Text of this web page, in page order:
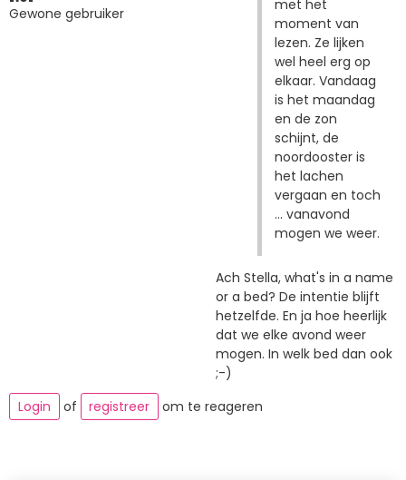
Gewone gebruiker
met het
moment van
lezen. Ze lijken
wel heel erg op
elkaar. Vandaag
is het maandag
en de zon
schijnt, de
noordooster is
het lachen
vergaan en toch
... vanavond
mogen we weer.
Ach Stella, what's in a name
or a bed? De intentie blijft
hetzelfde. En ja hoe heerlijk
dat we elke avond weer
mogen. In welk bed dan ook
;-)
Login
of registreer om te reageren